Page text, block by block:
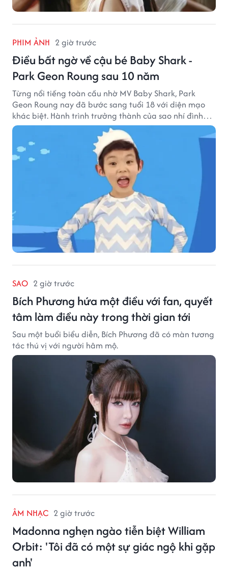
PHIM ẢNH 2 giờ trước
Điều bất ngờ về cậu bé Baby Shark -
Park Geon Roung sau 10 năm
Từng nổi tiếng toàn cầu nhờ MV Baby Shark, Park
Geon Roung nay đã bước sang tuổi 18 với diện mạo
khác biệt. Hành trình trưởng thành của sao nhí đình
đám một thời đang thu hút sự quan tâm của nhiều
SAO 2 giờ trước
Bích Phương hứa một điều với fan, quyết
tâm làm điều này trong thời gian tới
Sau một buổi biểu diễn, Bích Phương đã có màn tương
tác thú vị với người hâm mộ.
ÂM NHẠC 2 giờ trước
Madonna nghẹn ngào tiễn biệt William
Orbit: 'Tôi đã có một sự giác ngộ khi gặp
anh'